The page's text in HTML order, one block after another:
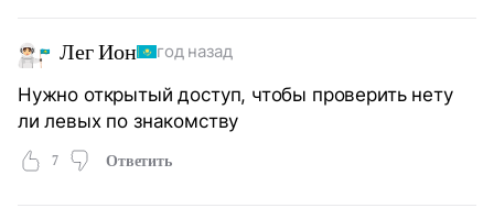
Лег Ион год назад
Нужно открытый доступ, чтобы проверить нету
ли левых по знакомству
7 Ответить